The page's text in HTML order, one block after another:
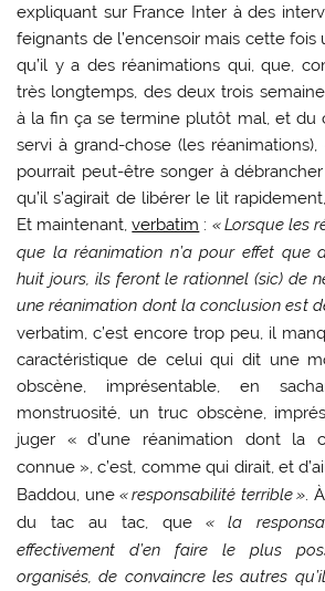
expliquant sur France Inter à des
feignants de l’encensoir mais cette fois
qu’il y a des réanimations qui, que,
très longtemps, des deux trois
à la fin ça se termine plutôt mal, et du
servi à grand-chose (les
pourrait peut-être songer à
qu’il s’agirait de libérer le lit
Et maintenant,verbatim : «Lorsque les
que la réanimation n’a pour effet que
huit jours, ils feront le rationnel (sic) de
une réanimation dont la conclusion est
verbatim, c’est encore trop peu, il
caractéristique de celui qui dit une
obscène, imprésentable, en
monstruosité, un truc obscène,
juger « d’une réanimation dont la
connue », c’est, comme qui dirait, et
Baddou, une «responsabilité terrible».
du tac au tac, que«
la
effectivement d’en faire le plus
organisés, de convaincre les autres